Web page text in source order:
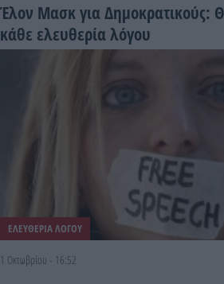
Έλον Μασκ για Δημοκρατικούς:
κάθε ελευθερία λόγου
ΕΛΕΥΘΕΡΙΑ ΛΟΓΟΥ
1 Οκτωβρίου - 16:52